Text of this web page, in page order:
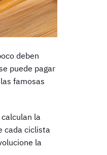
deben
puede pagar
famosas
la
cada ciclista
la